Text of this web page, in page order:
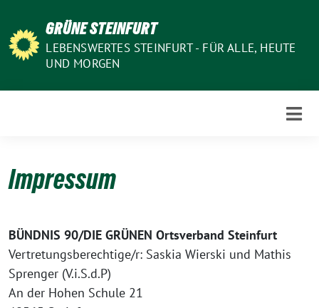
zum
Inhalt
GRÜNE STEINFURT
LEBENSWERTES STEINFURT - FÜR ALLE, HEUTE
UND MORGEN
Impressum
BÜNDNIS 90/DIE GRÜNEN Ortsverband Steinfurt
Vertretungsberechtige/r: Saskia Wierski und Mathis
Sprenger (V.i.S.d.P)
An der Hohen Schule 21